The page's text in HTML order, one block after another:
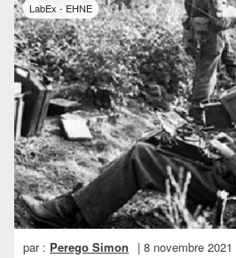
LabEx - EHNE
par : Perego Simon | 8 novembre 2021